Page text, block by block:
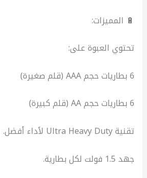
🔋 المميزات:
تحتوي العبوة على:
6 بطاريات حجم AAA (قلم صغيرة)
6 بطاريات حجم AA (قلم كبيرة)
تقنية Ultra Heavy Duty لأداء أفضل.
جهد 1.5 فولت لكل بطارية.